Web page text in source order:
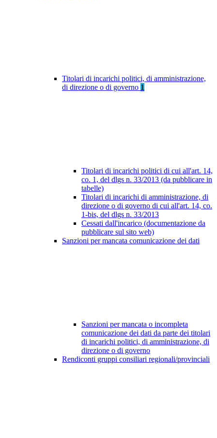
Titolari di incarichi politici, di amministrazione,
di direzione o di governo 1
Titolari di incarichi politici di cui all'art. 14,
co. 1, del dlgs n. 33/2013 (da pubblicare in
tabelle)
Titolari di incarichi di amministrazione, di
direzione o di governo di cui all'art. 14, co.
1-bis, del dlgs n. 33/2013
Cessati dall'incarico (documentazione da
pubblicare sul sito web)
Sanzioni per mancata comunicazione dei dati
Sanzioni per mancata o incompleta
comunicazione dei dati da parte dei titolari
di incarichi politici, di amministrazione, di
direzione o di governo
Rendiconti gruppi consiliari regionali/provinciali